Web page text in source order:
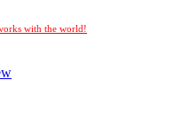
with the world!